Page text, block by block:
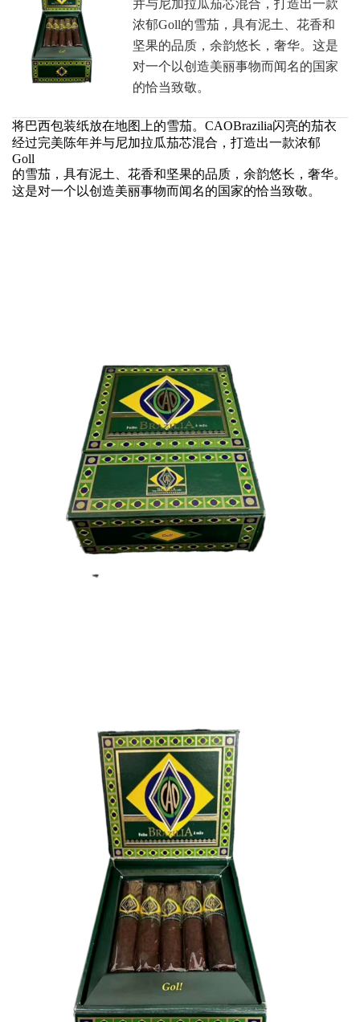
并与尼加拉瓜茄芯混合，打造出一款
浓郁Goll的雪茄，具有泥土、花香和
坚果的品质，余韵悠长，奢华。这是
对一个以创造美丽事物而闻名的国家
的恰当致敬。
将巴西包装纸放在地图上的雪茄。CAOBrazilia闪亮的茄衣
经过完美陈年并与尼加拉瓜茄芯混合，打造出一款浓郁
Goll
的雪茄，具有泥土、花香和坚果的品质，余韵悠长，奢华。
这是对一个以创造美丽事物而闻名的国家的恰当致敬。